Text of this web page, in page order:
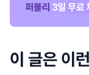
이 글은 이